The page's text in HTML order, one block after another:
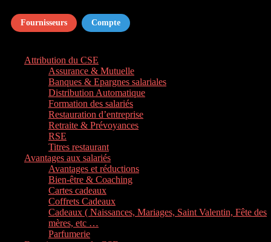
Fournisseurs Compte
Attribution du CSE
Assurance & Mutuelle
Banques & Epargnes salariales
Distribution Automatique
Formation des salariés
Restauration d’entreprise
Retraite & Prévoyances
RSE
Titres restaurant
Avantages aux salariés
Avantages et réductions
Bien-être & Coaching
Cartes cadeaux
Coffrets Cadeaux
Cadeaux ( Naissances, Mariages, Saint Valentin, Fête des
mères, etc …
Parfumerie